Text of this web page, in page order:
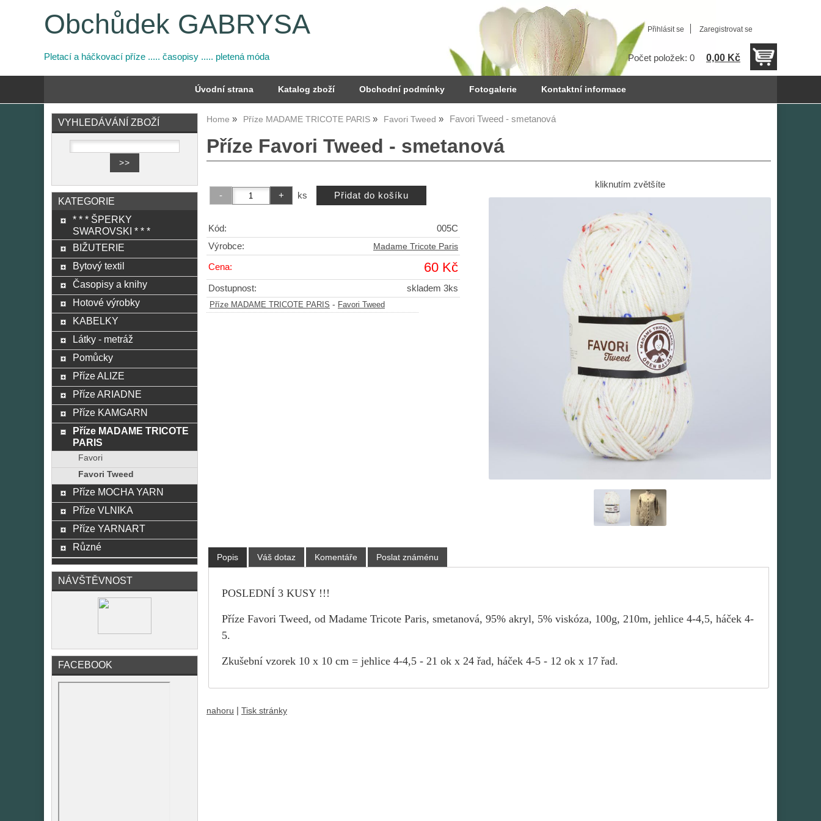
Přihlásit se Zaregistrovat se
Počet položek: 0 0,00 Kč
Obchůdek GABRYSA
Pletací a háčkovací příze ..... časopisy ..... pletená móda
Úvodní strana Katalog zboží Obchodní podmínky Fotogalerie Kontaktní informace
Home Příze MADAME TRICOTE PARIS Favori Tweed Favori Tweed - smetanová
Příze Favori Tweed - smetanová
kliknutím zvětšíte
ks
Kód:
005C
Výrobce:
Madame Tricote Paris
Cena: 60 Kč
Dostupnost: skladem 3ks
Příze MADAME TRICOTE PARIS - Favori Tweed
Popis Váš dotaz Komentáře Poslat známénu
POSLEDNÍ 3 KUSY !!!
Příze Favori Tweed, od Madame Tricote Paris, smetanová, 95% akryl, 5% viskóza, 100g, 210m, jehlice 4-4,5, háček 4-
5.
Zkušební vzorek 10 x 10 cm = jehlice 4-4,5 - 21 ok x 24 řad, háček 4-5 - 12 ok x 17 řad.
nahoru Tisk stránky
VYHLEDÁVÁNÍ ZBOŽÍ
KATEGORIE
* * * ŠPERKY
SWAROVSKI * * *
BIŽUTERIE
Bytový textil
Časopisy a knihy
Hotové výrobky
KABELKY
Látky - metráž
Pomůcky
Příze ALIZE
Příze ARIADNE
Příze KAMGARN
Příze MADAME TRICOTE
PARIS
Favori
Favori Tweed
Příze MOCHA YARN
Příze VLNIKA
Příze YARNART
Různé
NÁVŠTĚVNOST
FACEBOOK